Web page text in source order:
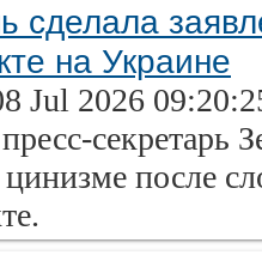
сделала
на Украине
Jul 2026
секретарь
после